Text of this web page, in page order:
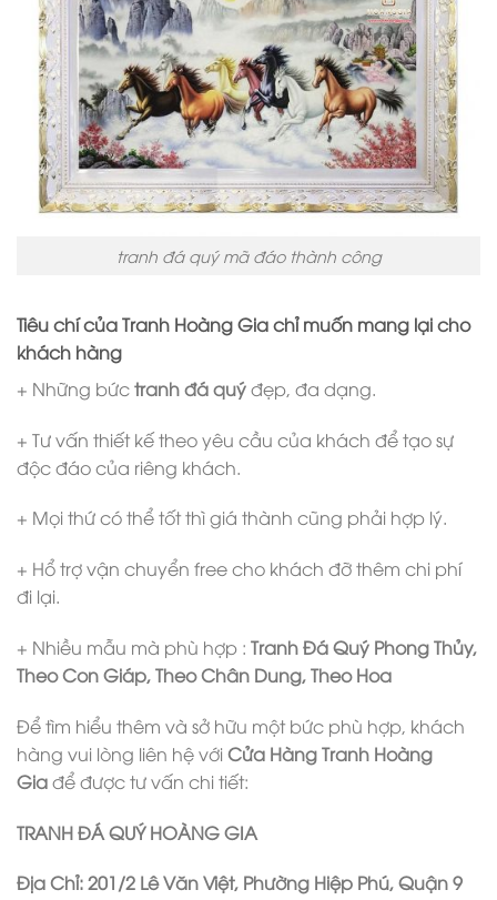
tranh đá quý mã đáo thành công
Tiêu chí của Tranh Hoàng Gia chỉ muốn mang lại cho
khách hàng
+ Những bứctranh đá quýđẹp, đa dạng.
+ Tư vấn thiết kế theo yêu cầu của khách để tạo sự
độc đáo của riêng khách.
+ Mọi thứ có thể tốt thì giá thành cũng phải hợp lý.
+ Hổ trợ vận chuyển free cho khách đỡ thêm chi phí
đi lại.
+ Nhiều mẫu mà phù hợp : Tranh Đá Quý Phong Thủy,
Theo Con Giáp, Theo Chân Dung, Theo Hoa
Để tìm hiểu thêm và sở hữu một bức phù hợp, khách
hàng vui lòng liên hệ với Cửa Hàng Tranh Hoàng
Giađể được tư vấn chi tiết:
TRANH ĐÁ QUÝ HOÀNG GIA
Địa Chỉ: 201/2 Lê Văn Việt, Phường Hiệp Phú, Quận 9